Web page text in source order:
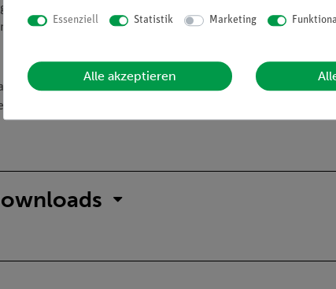
0
1
Sie, dass wir keine Chemikalien an Privatpersonen
Forschungs-, Untersuchungs- und Lehranstalten abgeben.
Essenziell Statistik Marketing
Alle akzeptieren